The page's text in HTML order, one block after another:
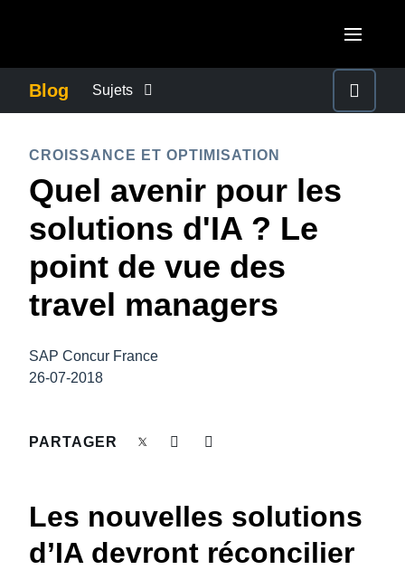
Canada (Français)
México (Español)
Brasil (Português)
United Kingdom (English)
France (Français)
Deutschland (Deutsch)
Finland (English)
España (Español)
Norway (English)
ASIA PACIFIC
Australia (English)
India (English)
日本（日本語)
Blog Sujets
CONTINUITÉ DES AFFAIRES
CONTRÔLE DES COÛTS DE L’ENTREPRISE
CROISSANCE ET OPTIMISATION
DÉVELOPPEMENT DURABLE
FRAUDE ET CONFORMITÉ
CROISSANCE ET OPTIMISATION
Quel avenir pour les
solutions d'IA ? Le
point de vue des
travel managers
SAP Concur France
26-07-2018
PARTAGER
Les nouvelles solutions
d’IA devront réconcilier